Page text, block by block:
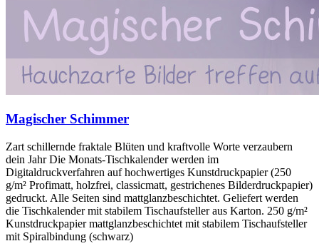
Magischer Schimmer
Zart schillernde fraktale Blüten und kraftvolle Worte verzaubern
dein Jahr Die Monats-Tischkalender werden im
Digitaldruckverfahren auf hochwertiges Kunstdruckpapier (250
g/m² Profimatt, holzfrei, classicmatt, gestrichenes Bilderdruckpapier)
gedruckt. Alle Seiten sind mattglanzbeschichtet. Geliefert werden
die Tischkalender mit stabilem Tischaufsteller aus Karton. 250 g/m²
Kunstdruckpapier mattglanzbeschichtet mit stabilem Tischaufsteller
mit Spiralbindung (schwarz)